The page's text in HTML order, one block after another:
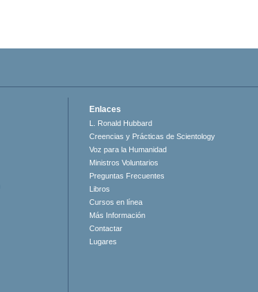
Enlaces
L. Ronald Hubbard
Creencias y Prácticas de Scientology
Voz para la Humanidad
Ministros Voluntarios
Preguntas Frecuentes
Libros
Cursos en línea
Más Información
Contactar
Lugares